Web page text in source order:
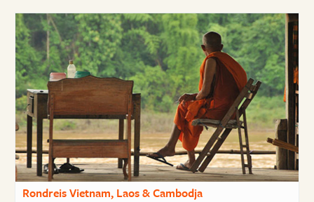
Rondreis Vietnam, Laos & Cambodja